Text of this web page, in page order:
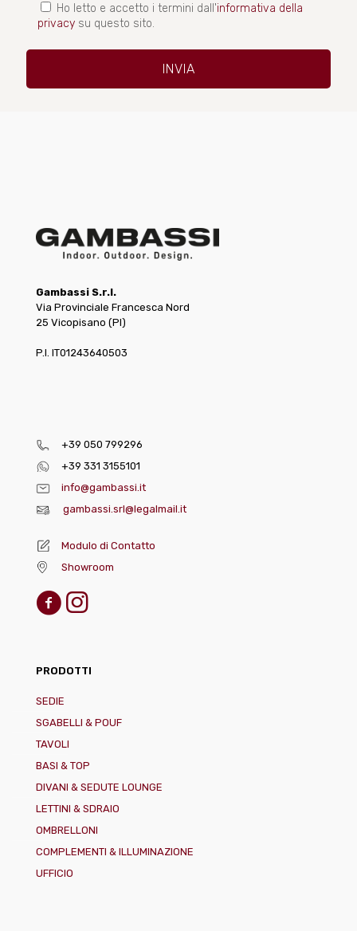
Ho letto e accetto i termini dall'informativa della
privacy su questo sito.
Gambassi S.r.l.
Via Provinciale Francesca Nord
25 Vicopisano (PI)
P.I. IT01243640503
+39 050 799296
+39 331 3155101
info@gambassi.it
gambassi.srl@legalmail.it
Modulo di Contatto
Showroom
PRODOTTI
SEDIE
SGABELLI & POUF
TAVOLI
BASI & TOP
DIVANI & SEDUTE LOUNGE
LETTINI & SDRAIO
OMBRELLONI
COMPLEMENTI & ILLUMINAZIONE
UFFICIO